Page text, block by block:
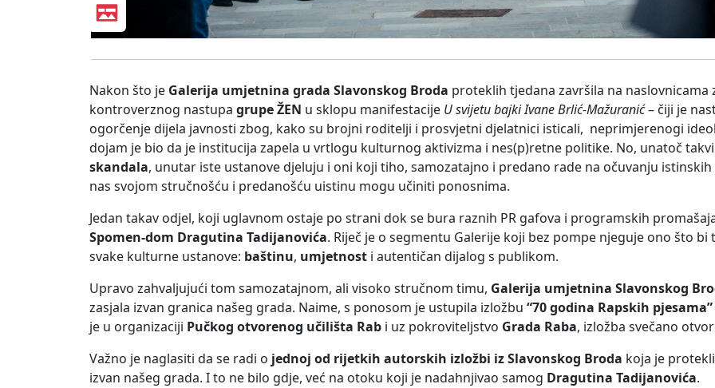
Nakon što je Galerija umjetnina grada Slavonskog Broda proteklih tjedana završila na naslovnicama
kontroverznog nastupa grupe ŽEN u sklopu manifestacije U svijetu bajki Ivane Brlić-Mažuranić– čiji je
ogorčenje dijela javnosti zbog, kako su brojni roditelji i prosvjetni djelatnici isticali, neprimjerenogi
dojam je bio da je institucija zapela u vrtlogu kulturnog aktivizma i nes(p)retne politike. No, unatoč
skandala, unutar iste ustanove djeluju i oni koji tiho, samozatajno i predano rade na očuvanju
nas svojom stručnošću i predanošću uistinu mogu učiniti ponosnima.
Jedan takav odjel, koji uglavnom ostaje po strani dok se bura raznih PR gafova i programskih
Spomen-dom Dragutina Tadijanovića. Riječ je o segmentu Galerije koji bez pompe njeguje ono što bi
svake kulturne ustanove: baštinu, umjetnost i autentičan dijalog s publikom.
Upravo zahvaljujući tom samozatajnom, ali visoko stručnom timu, Galerija umjetnina Slavonskog
zasjala izvan granica našeg grada. Naime, s ponosom je ustupila izložbu “70 godina Rapskih pjesama”
je u organizaciji Pučkog otvorenog učilišta Rab i uz pokroviteljstvo Grada Raba, izložba svečano
Važno je naglasiti da se radi o jednoj od rijetkih autorskih izložbi iz Slavonskog Broda koja je
izvan našeg grada. I to ne bilo gdje, već na otoku koji je nadahnjivao samog Dragutina Tadijanovića.